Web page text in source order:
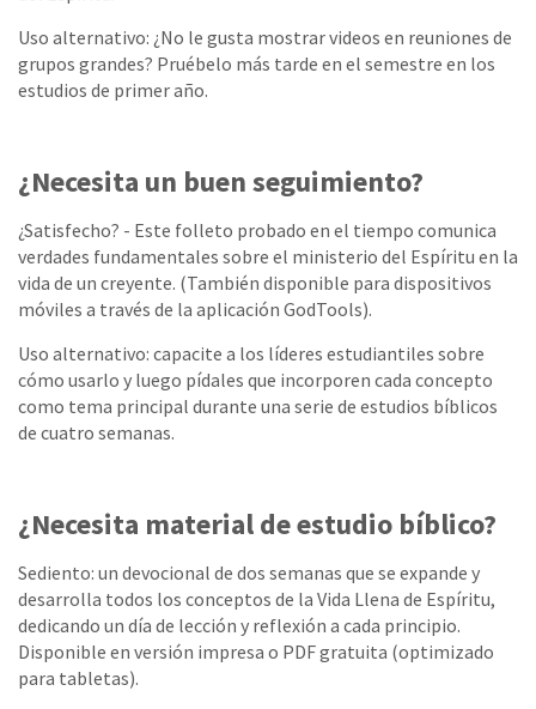
Uso alternativo: ¿No le gusta mostrar videos en reuniones de
grupos grandes? Pruébelo más tarde en el semestre en los
estudios de primer año.
¿Necesita un buen seguimiento?
¿Satisfecho? - Este folleto probado en el tiempo comunica
verdades fundamentales sobre el ministerio del Espíritu en la
vida de un creyente. (También disponible para dispositivos
móviles a través de la aplicación GodTools).
Uso alternativo: capacite a los líderes estudiantiles sobre
cómo usarlo y luego pídales que incorporen cada concepto
como tema principal durante una serie de estudios bíblicos
de cuatro semanas.
¿Necesita material de estudio bíblico?
Sediento: un devocional de dos semanas que se expande y
desarrolla todos los conceptos de la Vida Llena de Espíritu,
dedicando un día de lección y reflexión a cada principio.
Disponible en versión impresa o PDF gratuita (optimizado
para tabletas).